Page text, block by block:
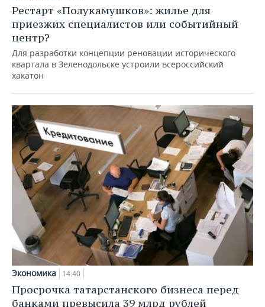
Рестарт «Полукамушков»: жилье для
приезжих специалистов или событийный
центр?
Для разработки концепции реновации исторического
квартала в Зеленодольске устроили всероссийский
хакатон
Экономика 14:40
Просрочка татарстанского бизнеса перед
банками превысила 39 млрд рублей